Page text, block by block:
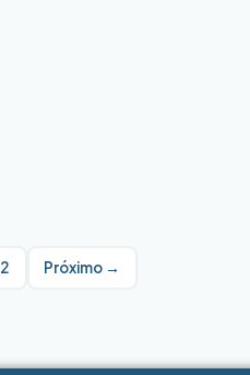
2 Próximo →